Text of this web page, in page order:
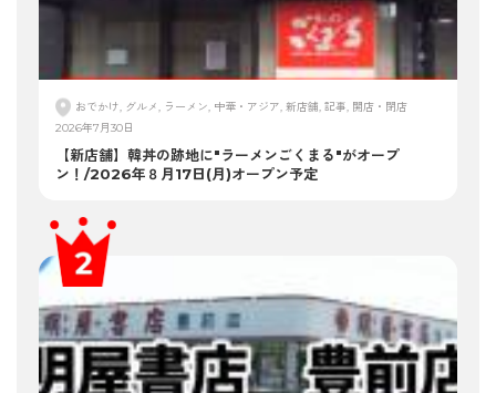
おでかけ, グルメ, ラーメン, 中華・アジア, 新店舗, 記事, 開店・閉店
2026年7月30日
【新店舗】韓丼の跡地に"ラーメンごくまる"がオープ
ン！/2026年８月17日(月)オープン予定